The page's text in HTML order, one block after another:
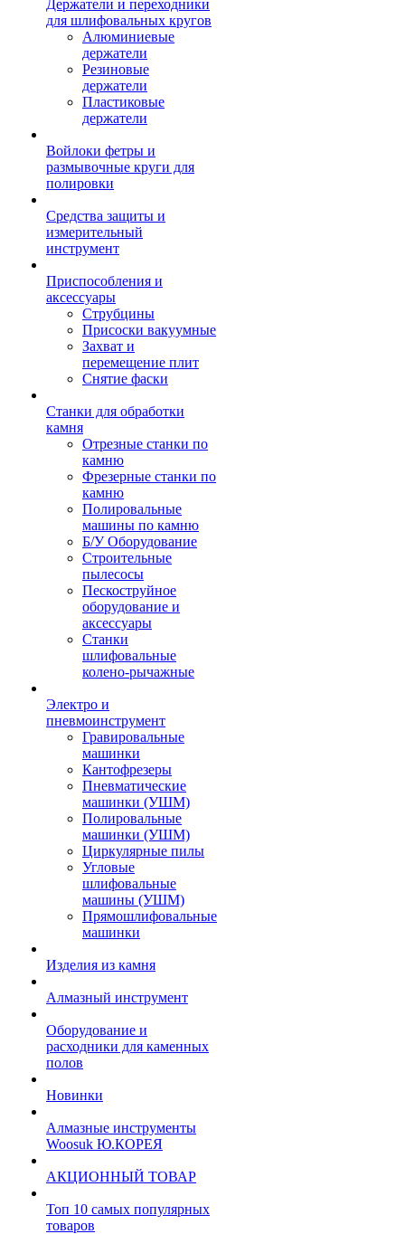
Держатели и переходники
для шлифовальных кругов
Алюминиевые
держатели
Резиновые
держатели
Пластиковые
держатели
Войлоки фетры и
размывочные круги для
полировки
Средства защиты и
измерительный
инструмент
Приспособления и
аксессуары
Струбцины
Присоски вакуумные
Захват и
перемещение плит
Снятие фаски
Станки для обработки
камня
Отрезные станки по
камню
Фрезерные станки по
камню
Полировальные
машины по камню
Б/У Оборудование
Строительные
пылесосы
Пескоструйное
оборудование и
аксессуары
Станки
шлифовальные
колено-рычажные
Электро и
пневмоинструмент
Гравировальные
машинки
Кантофрезеры
Пневматические
машинки (УШМ)
Полировальные
машинки (УШМ)
Циркулярные пилы
Угловые
шлифовальные
машины (УШМ)
Прямошлифовальные
машинки
Изделия из камня
Алмазный инструмент
Оборудование и
расходники для каменных
полов
Новинки
Алмазные инструменты
Woosuk Ю.КОРЕЯ
АКЦИОННЫЙ ТОВАР
Топ 10 самых популярных
товаров